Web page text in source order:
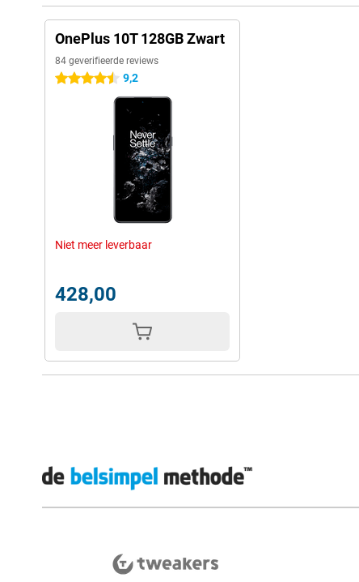
OnePlus 10T 128GB Zwart
84 geverifieerde reviews
4.5 sterren 9,2
Niet meer leverbaar
428,00